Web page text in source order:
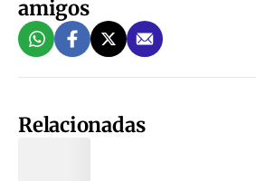
amigos
Relacionadas